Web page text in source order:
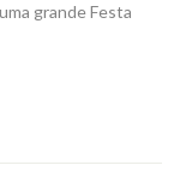
grande Festa